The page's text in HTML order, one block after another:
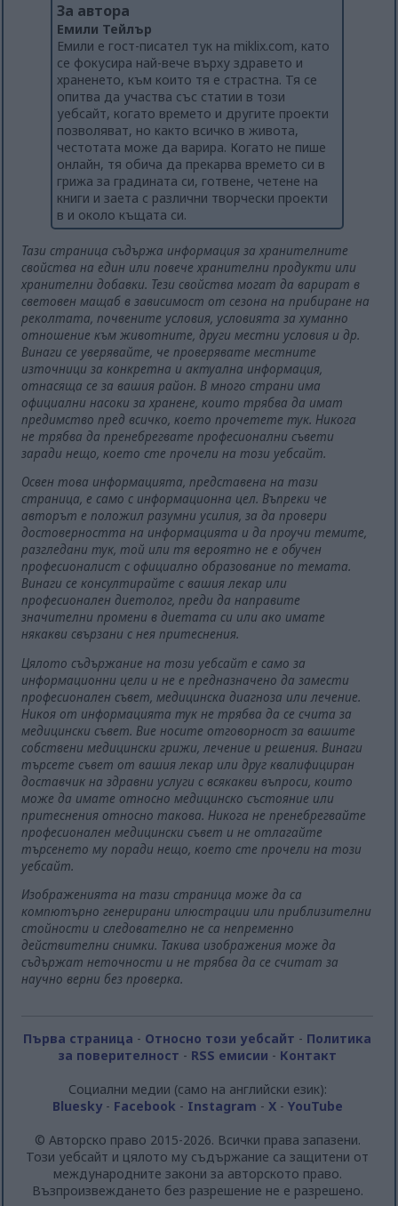
За автора
Емили Тейлър
Емили е гост-писател тук на miklix.com, като
се фокусира най-вече върху здравето и
храненето, към които тя е страстна. Тя се
опитва да участва със статии в този
уебсайт, когато времето и другите проекти
позволяват, но както всичко в живота,
честотата може да варира. Когато не пише
онлайн, тя обича да прекарва времето си в
грижа за градината си, готвене, четене на
книги и заета с различни творчески проекти
в и около къщата си.
Тази страница съдържа информация за хранителните
свойства на един или повече хранителни продукти или
хранителни добавки. Тези свойства могат да варират в
световен мащаб в зависимост от сезона на прибиране на
реколтата, почвените условия, условията за хуманно
отношение към животните, други местни условия и др.
Винаги се уверявайте, че проверявате местните
източници за конкретна и актуална информация,
отнасяща се за вашия район. В много страни има
официални насоки за хранене, които трябва да имат
предимство пред всичко, което прочетете тук. Никога
не трябва да пренебрегвате професионални съвети
заради нещо, което сте прочели на този уебсайт.
Освен това информацията, представена на тази
страница, е само с информационна цел. Въпреки че
авторът е положил разумни усилия, за да провери
достоверността на информацията и да проучи темите,
разгледани тук, той или тя вероятно не е обучен
професионалист с официално образование по темата.
Винаги се консултирайте с вашия лекар или
професионален диетолог, преди да направите
значителни промени в диетата си или ако имате
някакви свързани с нея притеснения.
Цялото съдържание на този уебсайт е само за
информационни цели и не е предназначено да замести
професионален съвет, медицинска диагноза или лечение.
Никоя от информацията тук не трябва да се счита за
медицински съвет. Вие носите отговорност за вашите
собствени медицински грижи, лечение и решения. Винаги
търсете съвет от вашия лекар или друг квалифициран
доставчик на здравни услуги с всякакви въпроси, които
може да имате относно медицинско състояние или
притеснения относно такова. Никога не пренебрегвайте
професионален медицински съвет и не отлагайте
търсенето му поради нещо, което сте прочели на този
уебсайт.
Изображенията на тази страница може да са
компютърно генерирани илюстрации или приблизителни
стойности и следователно не са непременно
действителни снимки. Такива изображения може да
съдържат неточности и не трябва да се считат за
научно верни без проверка.
Първа страница - Относно този уебсайт - Политика
за поверителност - RSS емисии - Контакт
Социални медии (само на английски език):
Bluesky- Facebook - Instagram - X- YouTube
© Авторско право 2015-2026. Всички права запазени.
Този уебсайт и цялото му съдържание са защитени от
международните закони за авторското право.
Възпроизвеждането без разрешение не е разрешено.